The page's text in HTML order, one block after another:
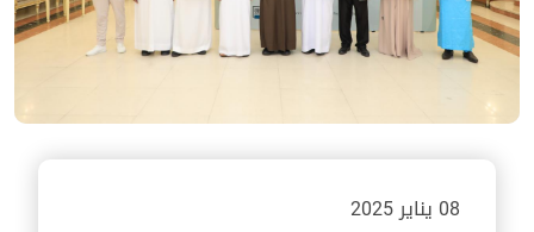
08 يناير 2025